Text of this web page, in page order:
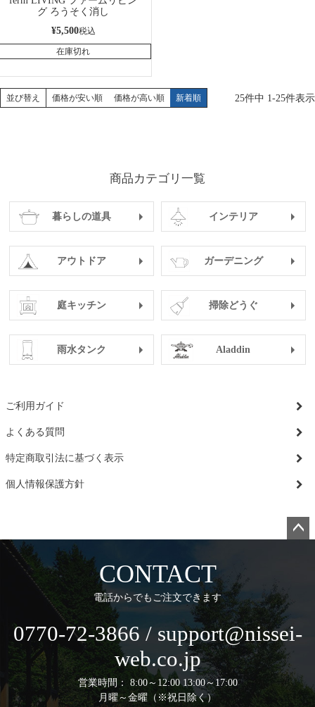
グ ろうそく消し
¥5,500税込
在庫切れ
並び替え 価格が安い順 価格が高い順 新着順 25件中 1-25件表示
商品カテゴリ一覧
暮らしの道具 インテリア
アウトドア ガーデニング
庭キッチン 掃除どうぐ
雨水タンク Aladdin
ご利用ガイド
よくある質問
特定商取引法に基づく表示
個人情報保護方針
へ
CONTACT
電話からでもご注文できます
0770-72-3866 / support@nissei-
web.co.jp
営業時間： 8:00～12:00 13:00～17:00
月曜～金曜（※祝日除く）